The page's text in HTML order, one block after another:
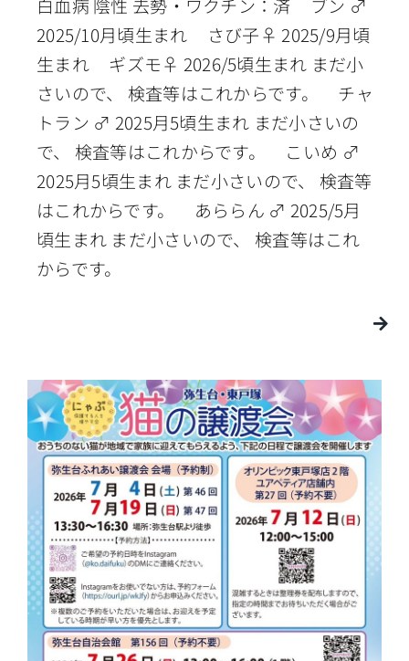
白血病 陰性 去勢・ワクチン：済 ブン ♂
2025/10月頃生まれ さび子♀ 2025/9月頃
生まれ ギズモ♀ 2026/5頃生まれ まだ小
さいので、 検査等はこれからです。 チャ
トラン ♂ 2025月5頃生まれ まだ小さいの
で、 検査等はこれからです。 こいめ ♂
2025月5頃生まれ まだ小さいので、 検査等
はこれからです。 あららん ♂ 2025/5月
頃生まれ まだ小さいので、 検査等はこれ
からです。